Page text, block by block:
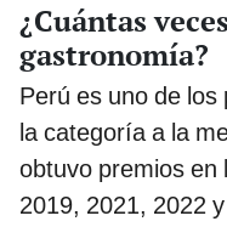
¿Cuántas
gastronomía?
Perú es uno de
la categoría a la
obtuvo premios en
2019, 2021, 2022